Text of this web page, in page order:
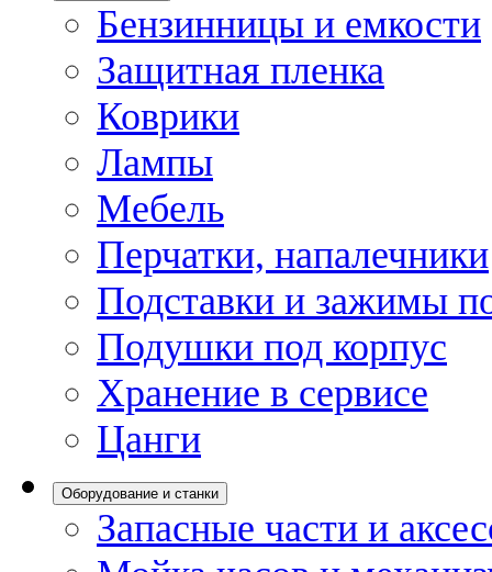
Бензинницы и емкости
Защитная пленка
Коврики
Лампы
Мебель
Перчатки, напалечники
Подставки и зажимы
Подушки под корпус
Хранение в сервисе
Цанги
Оборудование и станки
Запасные части и